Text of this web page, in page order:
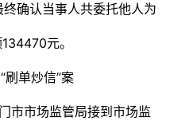
确认当事人共委托他人为
元。
刷单炒信”案
市市场监管局接到市场监